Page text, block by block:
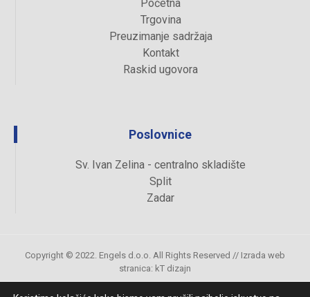
Početna
Trgovina
Preuzimanje sadržaja
Kontakt
Raskid ugovora
Poslovnice
Sv. Ivan Zelina - centralno skladište
Split
Zadar
Copyright © 2022. Engels d.o.o. All Rights Reserved // Izrada web
stranica: kT dizajn